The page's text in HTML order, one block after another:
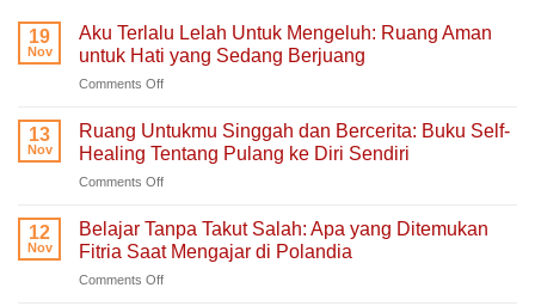
19
Nov
Aku Terlalu Lelah Untuk Mengeluh: Ruang Aman
untuk Hati yang Sedang Berjuang
Comments Offon
Terlalu
Untuk
Mengeluh:
Aman
untuk
13
Nov
Ruang Untukmu Singgah dan Bercerita: Buku Self-
Healing Tentang Pulang ke Diri Sendiri
Comments Offon
Untukmu
Singgah
dan
Bercerita:
12
Nov
Belajar Tanpa Takut Salah: Apa yang Ditemukan
Fitria Saat Mengajar di Polandia
Comments Offon